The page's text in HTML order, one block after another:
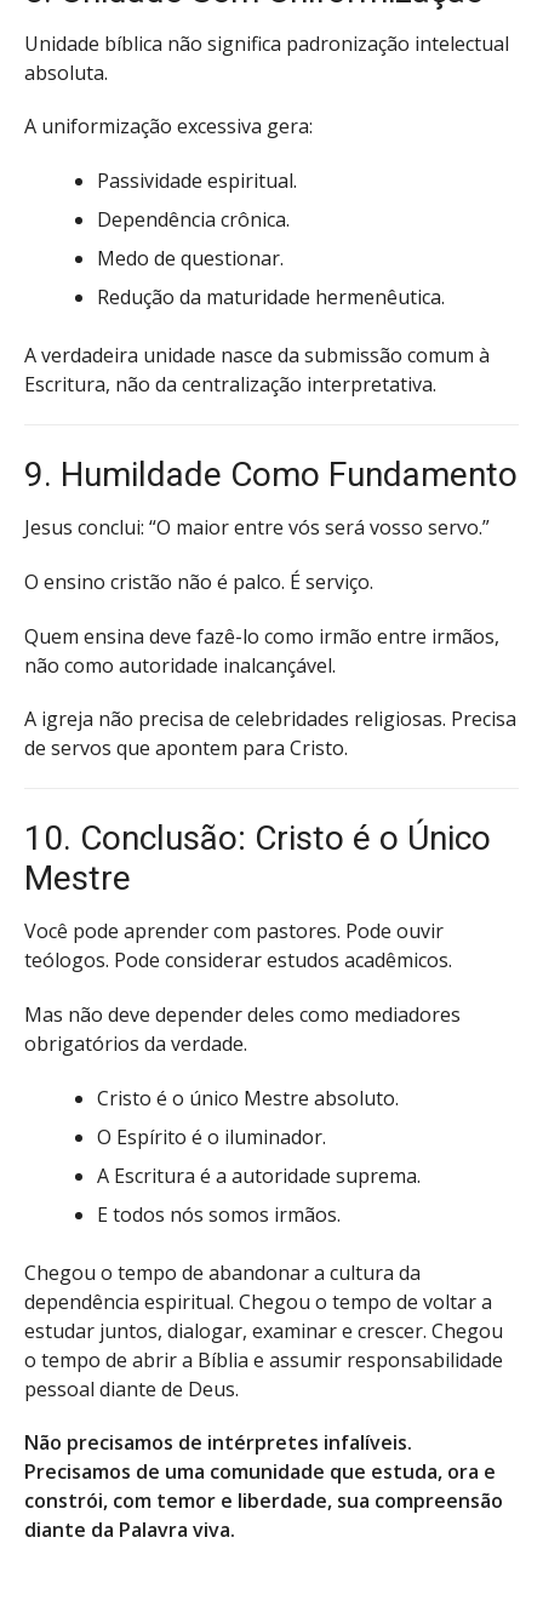
Unidade bíblica não significa padronização intelectual
absoluta.
A uniformização excessiva gera:
Passividade espiritual.
Dependência crônica.
Medo de questionar.
Redução da maturidade hermenêutica.
A verdadeira unidade nasce da submissão comum à
Escritura, não da centralização interpretativa.
9. Humildade Como Fundamento
Jesus conclui: “O maior entre vós será vosso servo.”
O ensino cristão não é palco. É serviço.
Quem ensina deve fazê-lo como irmão entre irmãos,
não como autoridade inalcançável.
A igreja não precisa de celebridades religiosas. Precisa
de servos que apontem para Cristo.
10. Conclusão: Cristo é o Único
Mestre
Você pode aprender com pastores. Pode ouvir
teólogos. Pode considerar estudos acadêmicos.
Mas não deve depender deles como mediadores
obrigatórios da verdade.
Cristo é o único Mestre absoluto.
O Espírito é o iluminador.
A Escritura é a autoridade suprema.
E todos nós somos irmãos.
Chegou o tempo de abandonar a cultura da
dependência espiritual. Chegou o tempo de voltar a
estudar juntos, dialogar, examinar e crescer. Chegou
o tempo de abrir a Bíblia e assumir responsabilidade
pessoal diante de Deus.
Não precisamos de intérpretes infalíveis.
Precisamos de uma comunidade que estuda, ora e
constrói, com temor e liberdade, sua compreensão
diante da Palavra viva.